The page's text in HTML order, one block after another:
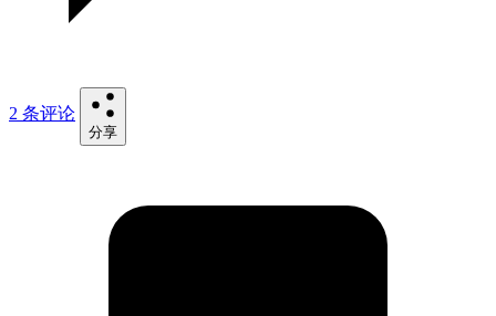
2 条评论
分享